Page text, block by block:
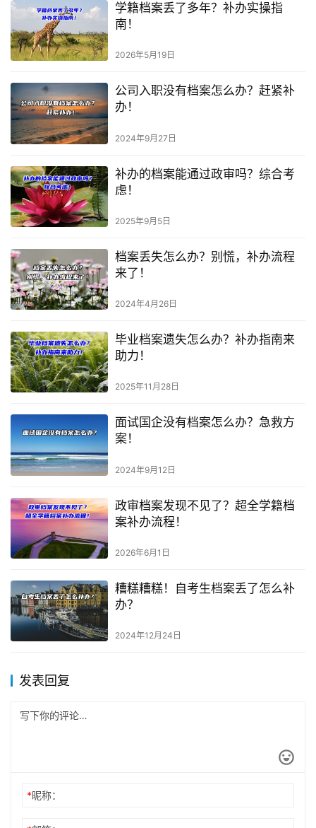
学籍档案丢了多年？补办实操指
南！
2026年5月19日
公司入职没有档案怎么办？赶紧补
办！
2024年9月27日
补办的档案能通过政审吗？综合考
虑！
2025年9月5日
档案丢失怎么办？别慌，补办流程
来了！
2024年4月26日
毕业档案遗失怎么办？补办指南来
助力！
2025年11月28日
面试国企没有档案怎么办？急救方
案！
2024年9月12日
政审档案发现不见了？超全学籍档
案补办流程！
2026年6月1日
糟糕糟糕！自考生档案丢了怎么补
办？
2024年12月24日
发表回复
*昵称：